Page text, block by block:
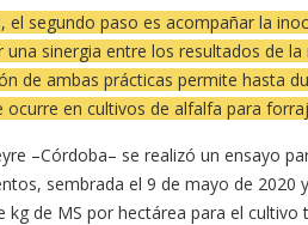
el segundo paso es acompañar la
sinergia entre los resultados de
de ambas prácticas permite hasta
ocurre en cultivos de alfalfa para
–Córdoba– se realizó un ensayo
sembrada el 9 de mayo de 2020
kg de MS por hectárea para el